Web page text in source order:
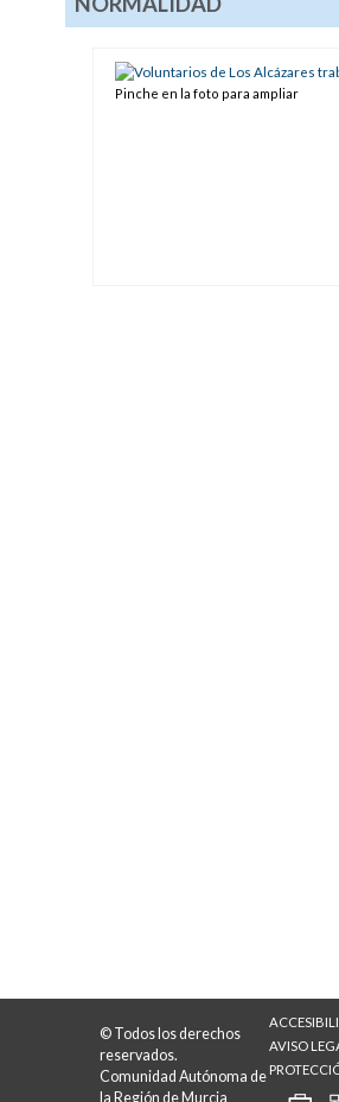
Pinche en la foto para ampliar
© Todos los derechos
reservados.
Comunidad Autónoma de
la Región de Murcia
AVISO